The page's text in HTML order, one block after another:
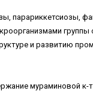
парариккетсиозы,
и развитию
мураминовой